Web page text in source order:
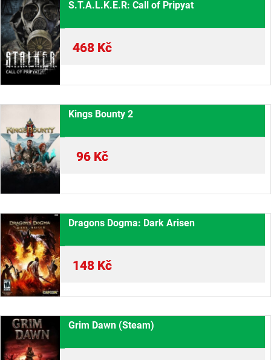
S.T.A.L.K.E.R: Call of Pripyat
468 Kč
Kings Bounty 2
96 Kč
Dragons Dogma: Dark Arisen
148 Kč
Grim Dawn (Steam)